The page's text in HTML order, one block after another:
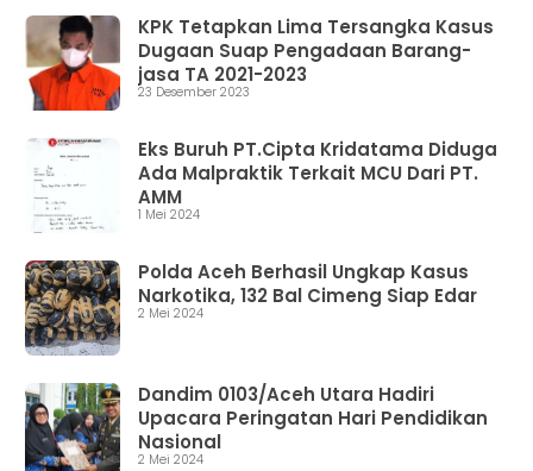
KPK Tetapkan Lima Tersangka Kasus
Dugaan Suap Pengadaan Barang-
jasa TA 2021-2023
23 Desember 2023
Eks Buruh PT.Cipta Kridatama Diduga
Ada Malpraktik Terkait MCU Dari PT.
AMM
1 Mei 2024
Polda Aceh Berhasil Ungkap Kasus
Narkotika, 132 Bal Cimeng Siap Edar
2 Mei 2024
Dandim 0103/Aceh Utara Hadiri
Upacara Peringatan Hari Pendidikan
Nasional
2 Mei 2024